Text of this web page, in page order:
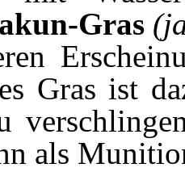
Gras
Gras ist
als